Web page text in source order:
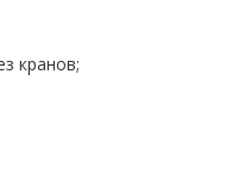
кранов;